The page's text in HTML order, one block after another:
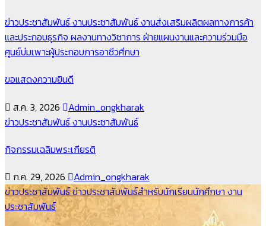
ข่าวประชาสัมพันธ์งานประชาสัมพันธ์งานส่งเสริมผลิตผลทางการค้า
และประกอบธุรกิจ ผลงานทางวิชาการ ฝ่ายแผนงานและความร่วมมือ
ศูนย์บ่มเพาะผู้ประกอบการอาชีวศึกษา
ขอแสดงความยินดี
ส.ค. 3, 2026
Admin_ongkharak
ข่าวประชาสัมพันธ์งานประชาสัมพันธ์
กิจกรรมเฉลิมพระเกียรติ
ก.ค. 29, 2026
Admin_ongkharak
ข่าวประชาสัมพันธ์ข่าวประชาสัมพันธ์สำหรับนักเรียนนักศึกษา งาน
ประชาสัมพันธ์